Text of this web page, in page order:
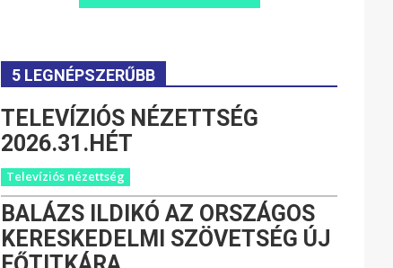
5 LEGNÉPSZERŰBB
TELEVÍZIÓS NÉZETTSÉG
2026.31.HÉT
Televíziós nézettség
BALÁZS ILDIKÓ AZ ORSZÁGOS
KERESKEDELMI SZÖVETSÉG ÚJ